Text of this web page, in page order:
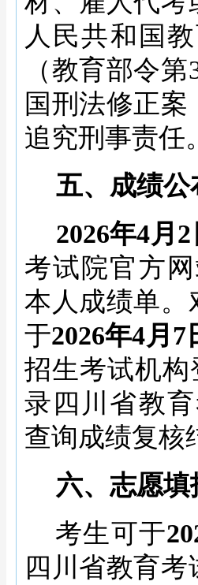
人民共和国
（教育部令第
国刑法修正
追究刑事责任。
五、成绩公
2026年4月2
考试院官方
本人成绩单。
于2026年4月7
招生考试机
录四川省教
查询成绩复核
六、志愿填
考生可于
四川省教育